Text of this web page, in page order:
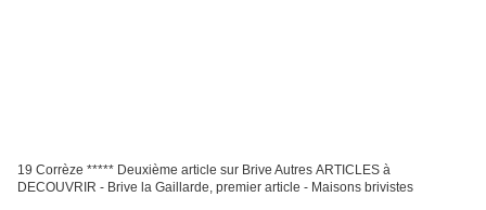
19 Corrèze ***** Deuxième article sur Brive Autres ARTICLES à
DECOUVRIR - Brive la Gaillarde, premier article - Maisons brivistes